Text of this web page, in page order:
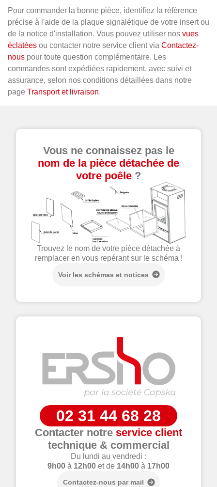
Pour commander la bonne pièce, identifiez la référence
précise à l'aide de la plaque signalétique de votre insert ou
de la notice d'installation. Vous pouvez utiliser nos vues
éclatées ou contacter notre service client via Contactez-
nous pour toute question complémentaire. Les
commandes sont expédiées rapidement, avec suivi et
assurance, selon nos conditions détaillées dans notre
page Transport et livraison.
Vous ne connaissez pas le
nom de la pièce détachée de
votre poêle ?
Trouvez le nom de votre pièce détachée à
remplacer en vous repérant sur le schéma !
Voir les schémas et notices
02 31 44 68 28
Contacter notre service client
technique & commercial
Du lundi au vendredi :
9h00 à 12h00 et de 14h00 à 17h00
Contactez-nous par mail